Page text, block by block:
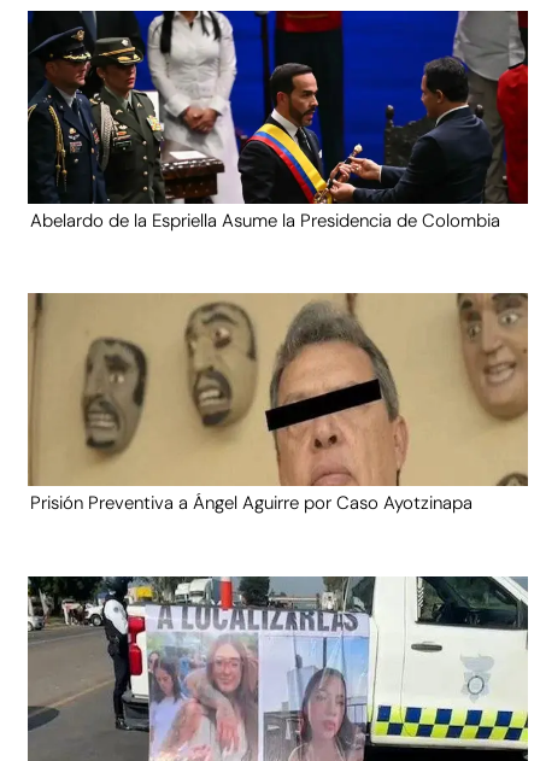
Abelardo de la Espriella Asume la Presidencia de Colombia
Prisión Preventiva a Ángel Aguirre por Caso Ayotzinapa